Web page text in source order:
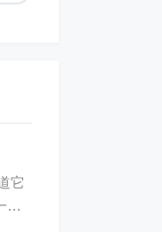
它
般